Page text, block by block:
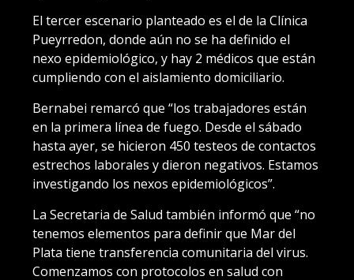
El tercer escenario planteado es el de la Clínica
Pueyrredon, donde aún no se ha definido el
nexo epidemiológico, y hay 2 médicos que están
cumpliendo con el aislamiento domiciliario.
Bernabei remarcó que “los trabajadores están
en la primera línea de fuego. Desde el sábado
hasta ayer, se hicieron 450 testeos de contactos
estrechos laborales y dieron negativos. Estamos
investigando los nexos epidemiológicos”.
La Secretaria de Salud también informó que “no
tenemos elementos para definir que Mar del
Plata tiene transferencia comunitaria del virus.
Comenzamos con protocolos en salud con